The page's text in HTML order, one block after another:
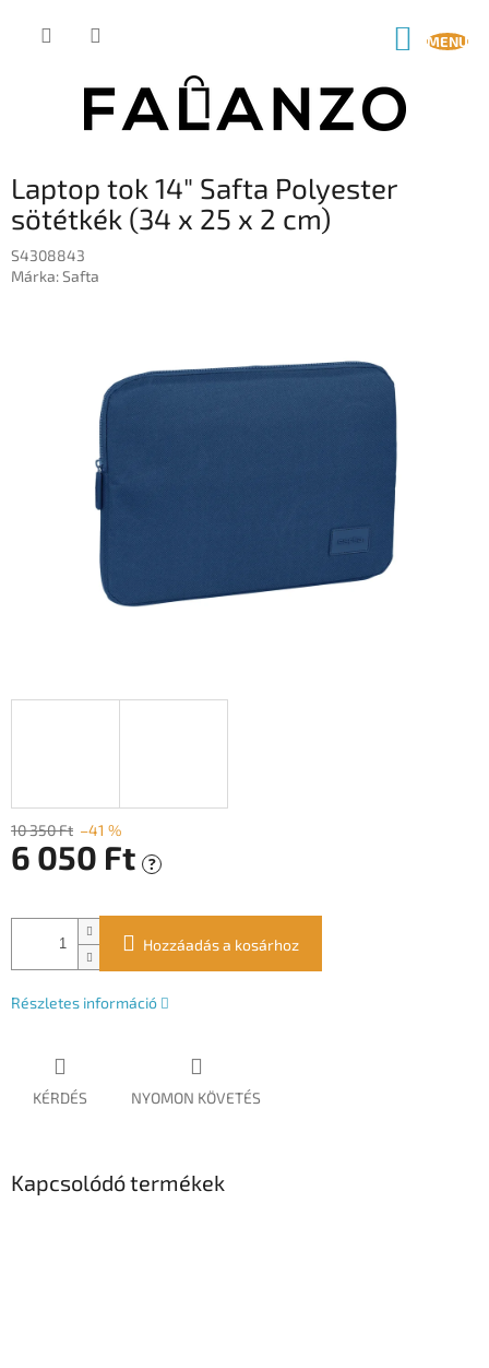
KOSÁR
Laptop tok 14" Safta Polyester
sötétkék (34 x 25 x 2 cm)
S4308843
Márka:Safta
10 350 Ft –41 %
6 050 Ft ?
Hozzáadás a kosárhoz
Részletes információ
KÉRDÉS NYOMON KÖVETÉS
Kapcsolódó termékek